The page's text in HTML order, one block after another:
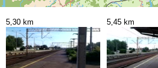
5,30 km 5,45 km